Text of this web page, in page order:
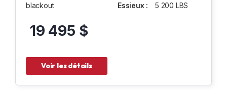
blackout
Essieux :
5 200 LBS
19 495 $
Voir les détails